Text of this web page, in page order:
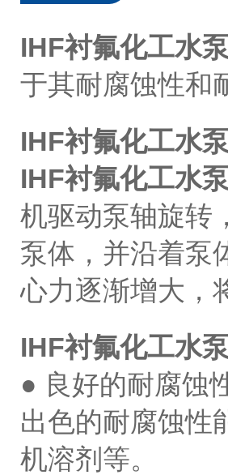
IHF衬氟化工水泵
于其耐腐蚀性和
IHF衬氟化工水泵
IHF衬氟化工水泵
机驱动泵轴旋转
泵体，并沿着泵
心力逐渐增大，
IHF衬氟化工水泵
● 良好的耐腐蚀
出色的耐腐蚀性
机溶剂等。